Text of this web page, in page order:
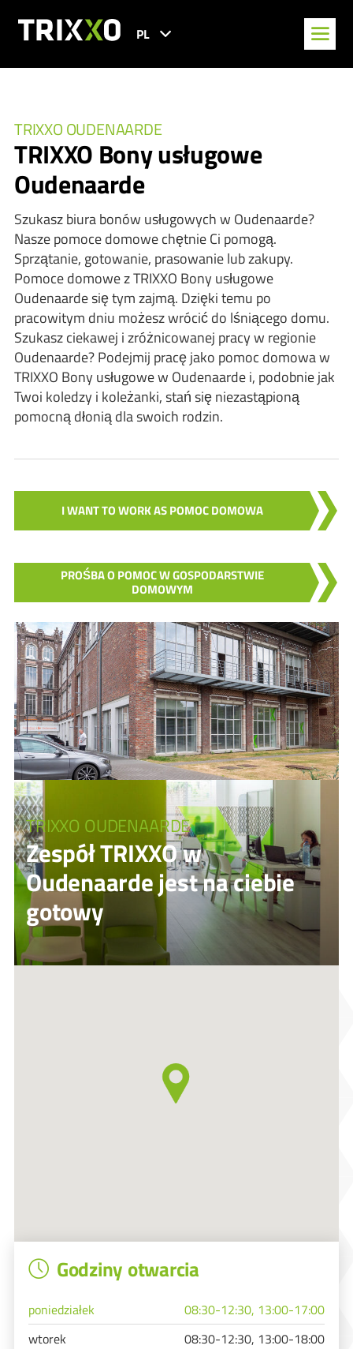
PL
TRIXXO OUDENAARDE
TRIXXO Bony usługowe
Oudenaarde
Szukasz biura bonów usługowych w Oudenaarde?
Nasze pomoce domowe chętnie Ci pomogą.
Sprzątanie, gotowanie, prasowanie lub zakupy.
Pomoce domowe z TRIXXO Bony usługowe
Oudenaarde się tym zajmą. Dzięki temu po
pracowitym dniu możesz wrócić do lśniącego domu.
Szukasz ciekawej i zróżnicowanej pracy w regionie
Oudenaarde? Podejmij pracę jako pomoc domowa w
TRIXXO Bony usługowe w Oudenaarde i, podobnie jak
Twoi koledzy i koleżanki, stań się niezastąpioną
pomocną dłonią dla swoich rodzin.
I WANT TO WORK AS POMOC DOMOWA
PROŚBA O POMOC W GOSPODARSTWIE
DOMOWYM
TRIXXO OUDENAARDE
Zespół TRIXXO w
Oudenaarde jest na ciebie
gotowy
Godziny otwarcia
poniedziałek
08:30-12:30, 13:00-17:00
wtorek
08:30-12:30, 13:00-18:00